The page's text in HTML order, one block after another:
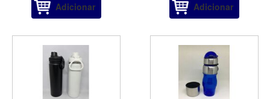
Adicionar
Adicionar